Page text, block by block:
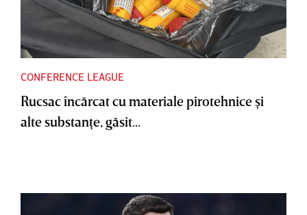
CONFERENCE LEAGUE
Rucsac încărcat cu materiale pirotehnice şi
alte substanţe, găsit...